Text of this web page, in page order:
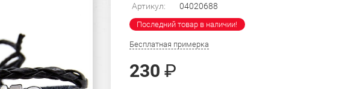
Артикул: 04020688
Последний товар в наличии!
Бесплатная примерка
230 ₽